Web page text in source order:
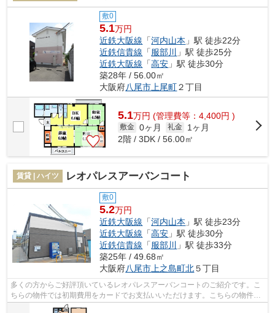
敷0
5.1万円
近鉄大阪線 「河内山本 」駅 徒歩22分
近鉄信貴線 「服部川
」駅 徒歩25分
近鉄大阪線 「高安 」駅 徒歩30分
築28年 / 56.00㎡
大阪府八尾市 上尾町２丁目
5.1万円 (管理費等：4,400円 )
敷金 0ヶ月 礼金
1ヶ月
2階 / 3DK / 56.00㎡
賃貸 | ハイツ レオパレスアーバンコート
敷0
5.2万円
近鉄大阪線 「河内山本 」駅 徒歩23分
近鉄大阪線 「高安 」駅 徒歩30分
近鉄信貴線 「服部川
」駅 徒歩33分
築25年 / 49.68㎡
大阪府八尾市 上之島町北５丁目
多くの方からご好評頂いているレオパレスアーバンコートのご紹介です。こ
ちらの物件では初期費用をカードでお支払いいただけます。こちらの物件は
周辺に駅が2つあるので電車へのアクセ...